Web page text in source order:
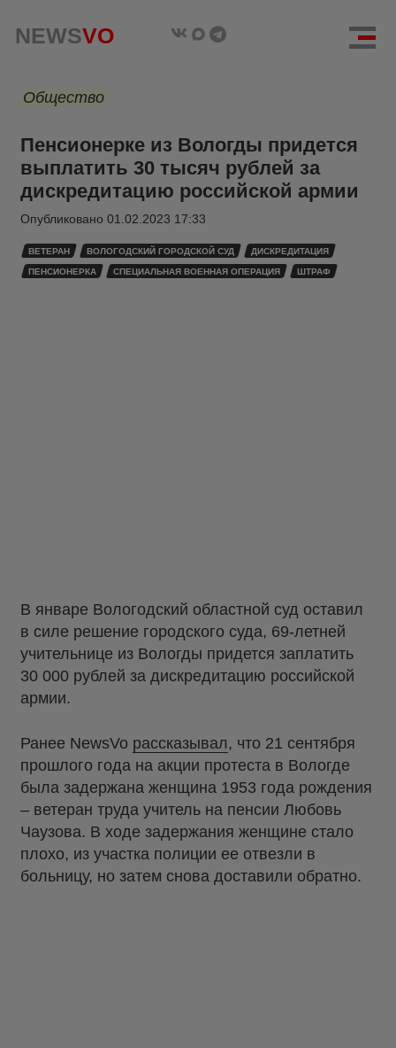
NEWSVO
Общество
Пенсионерке из Вологды придется
выплатить 30 тысяч рублей за
дискредитацию российской армии
Опубликовано 01.02.2023 17:33
ВЕТЕРАН ВОЛОГОДСКИЙ ГОРОДСКОЙ СУД ДИСКРЕДИТАЦИЯ
ПЕНСИОНЕРКА СПЕЦИАЛЬНАЯ ВОЕННАЯ ОПЕРАЦИЯ ШТРАФ
В январе Вологодский областной суд оставил
в силе решение городского суда, 69-летней
учительнице из Вологды придется заплатить
30 000 рублей за дискредитацию российской
армии.
Ранее NewsVo рассказывал, что 21 сентября
прошлого года на акции протеста в Вологде
была задержана женщина 1953 года рождения
– ветеран труда учитель на пенсии Любовь
Чаузова. В ходе задержания женщине стало
плохо, из участка полиции ее отвезли в
больницу, но затем снова доставили обратно.